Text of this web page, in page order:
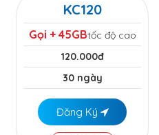
KC120
Gọi + 45GBtốc độ cao
120.000đ
30 ngày
Đăng Ký